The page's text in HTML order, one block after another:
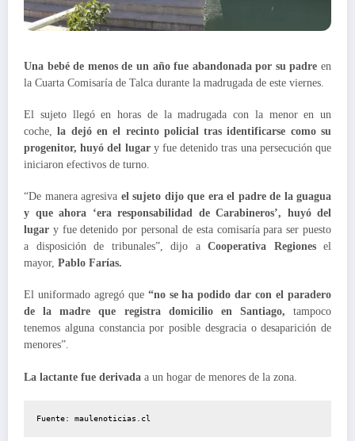
Una bebé de menos de un año fue abandonada por su padre en
la Cuarta Comisaría de Talca durante la madrugada de este viernes.
El sujeto llegó en horas de la madrugada con la menor en un
coche,la dejó en el recinto policial tras identificarse como su
progenitor, huyó del lugary fue detenido tras una persecución que
iniciaron efectivos de turno.
“De manera agresiva el sujeto dijo que era el padre de la guagua
y que ahora ‘era responsabilidad de Carabineros’, huyó del
lugar y fue detenido por personal de esta comisaría para ser puesto
a disposición de tribunales”, dijo a Cooperativa Regionesel
mayor, Pablo Farías.
El uniformado agregó que “no se ha podido dar con el paradero
de la madre que registra domicilio en Santiago, tampoco
tenemos alguna constancia por posible desgracia o desaparición de
menores”.
La lactante fue derivada a un hogar de menores de la zona.
Fuente: maulenoticias.cl